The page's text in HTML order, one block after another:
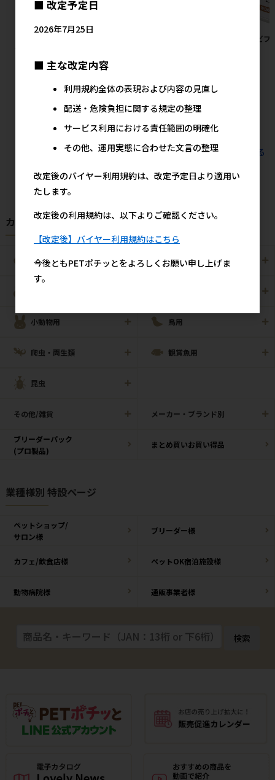
【8月特価】
位・最低ご購入金額にご注意下
参考上代
［デビ
すべてのおすすめ商品を見る
カテゴリから探す
犬用 猫用
小動物用 鳥用
爬虫・両生類 観賞魚用
昆虫
その他/雑貨 メーカー・ブランド別
ブリーダーパック
(プロ製品)
まとめ買いお買い得品
業種様別 特設ページ
ペットショップ/
サロン様
ブリーダー様
カフェ/飲食店様 ペットOK宿泊施設様
動物病院様 通販事業者様
検索
■ 改定予定日
2026年7月25日
■ 主な改定内容
利用規約全体の表現および内容の見直し
配送・危険負担に関する規定の整理
サービス利用における責任範囲の明確化
その他、運用実態に合わせた文言の整理
改定後のバイヤー利用規約は、改定予定日より適用い
たします。
改定後の利用規約は、以下よりご確認ください。
【改定後】バイヤー利用規約はこちら
今後ともPETポチッとをよろしくお願い申し上げま
す。